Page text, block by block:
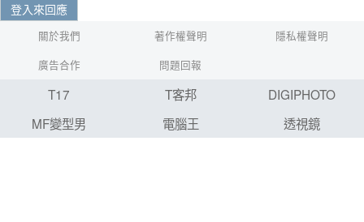
登入來回應
關於我們 著作權聲明
隱私權聲明
廣告合作
問題回報
T17 T客邦
DIGIPHOTO
MF變型男
電腦王 透視鏡